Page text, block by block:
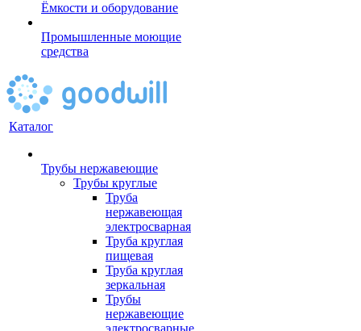
Ёмкости и оборудование
Промышленные моющие
средства
Каталог
Трубы нержавеющие
Трубы круглые
Труба
нержавеющая
электросварная
Труба круглая
пищевая
Труба круглая
зеркальная
Трубы
нержавеющие
электросварные